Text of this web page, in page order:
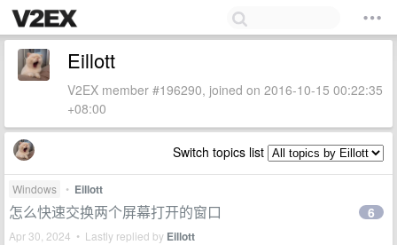
Eillott
V2EX member #196290, joined on 2016-10-15 00:22:35
+08:00
Switch topics list
Windows • Eillott
怎么快速交换两个屏幕打开的窗口
Apr 30, 2024 • Lastly replied by Eillott
6